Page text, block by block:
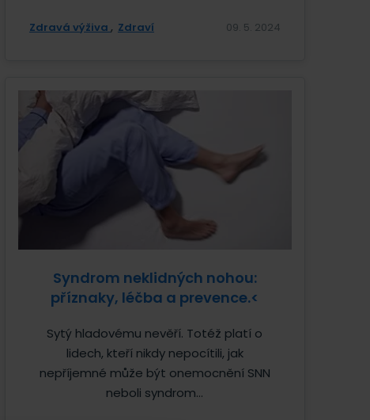
Zdravá výživa Zdraví 09. 5. 2024
Syndrom neklidných nohou:
příznaky, léčba a prevence.<
Sytý hladovému nevěří. Totéž platí o
lidech, kteří nikdy nepocítili, jak
nepříjemné může být onemocnění SNN
neboli syndrom...